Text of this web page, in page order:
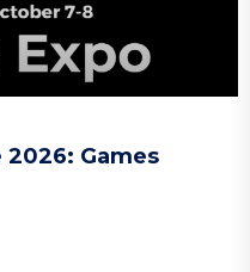
Games